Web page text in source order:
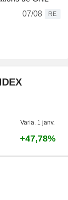
07/08
RE
Varia. 1 janv.
+47,78%